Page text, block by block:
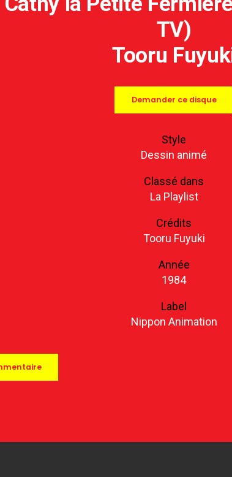
TV)
Tooru
Demander ce disque
Style
Dessin animé
Classé dans
La Playlist
Crédits
Tooru Fuyuki
Année
1984
Label
Nippon Animation